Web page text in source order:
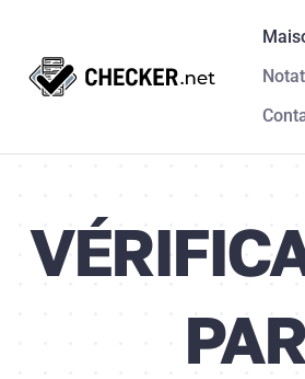
PAR